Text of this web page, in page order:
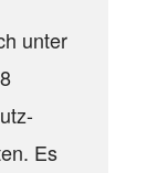
unter
Es